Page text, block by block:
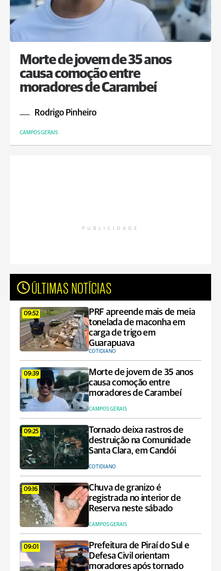
Morte de jovem de 35 anos
causa comoção entre
moradores de Carambeí
Rodrigo Pinheiro
CAMPOS GERAIS
PUBLICIDADE
ÚLTIMAS NOTÍCIAS
09:52
PRF apreende mais de meia
tonelada de maconha em
carga de trigo em
Guarapuava
COTIDIANO
09:39
Morte de jovem de 35 anos
causa comoção entre
moradores de Carambeí
CAMPOS GERAIS
09:25
Tornado deixa rastros de
destruição na Comunidade
Santa Clara, em Candói
COTIDIANO
09:16
Chuva de granizo é
registrada no interior de
Reserva neste sábado
CAMPOS GERAIS
09:01
Prefeitura de Piraí do Sul e
Defesa Civil orientam
moradores após tornado